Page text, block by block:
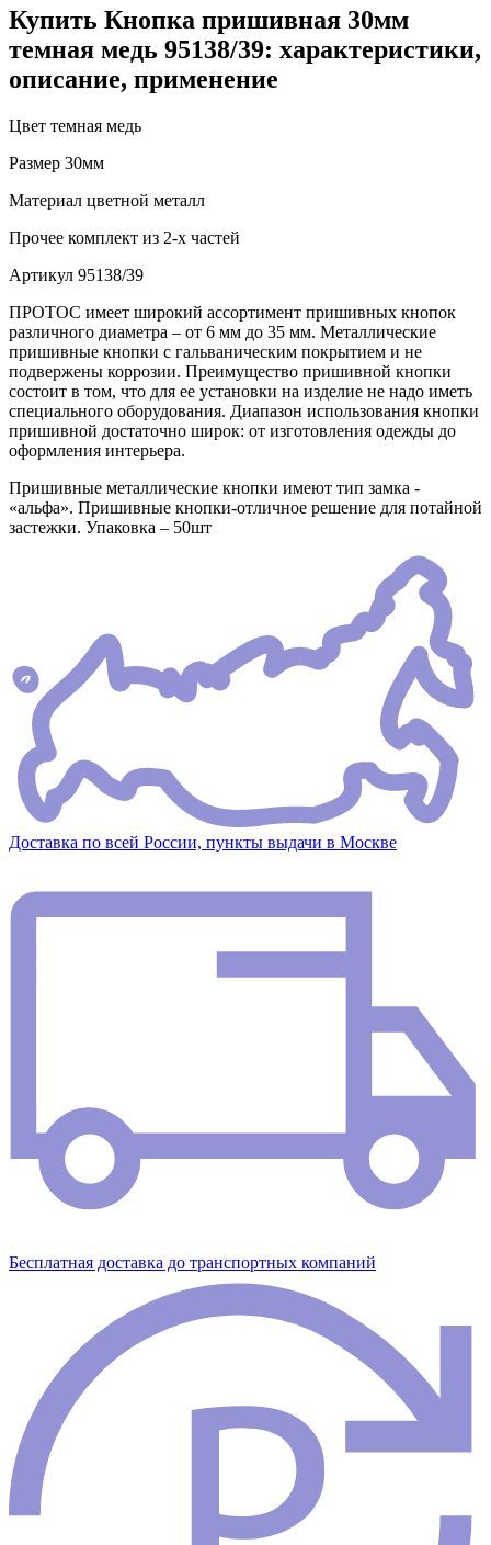
Купить Кнопка пришивная 30мм
темная медь 95138/39: характеристики,
описание, применение
Цвет темная медь
Размер 30мм
Материал цветной металл
Прочее комплект из 2-х частей
Артикул 95138/39
ПРОТОС имеет широкий ассортимент пришивных кнопок
различного диаметра – от 6 мм до 35 мм. Металлические
пришивные кнопки с гальваническим покрытием и не
подвержены коррозии. Преимущество пришивной кнопки
состоит в том, что для ее установки на изделие не надо иметь
специального оборудования. Диапазон использования кнопки
пришивной достаточно широк: от изготовления одежды до
оформления интерьера.
Пришивные металлические кнопки имеют тип замка -
«альфа». Пришивные кнопки-отличное решение для потайной
застежки. Упаковка – 50шт
Доставка по всей России, пункты выдачи в Москве
Бесплатная доставка до транспортных компаний